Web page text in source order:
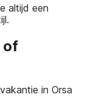
altijd een
of
in Orsa